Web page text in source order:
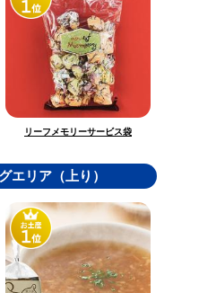
リーフメモリーサービス袋
エリア（上り）